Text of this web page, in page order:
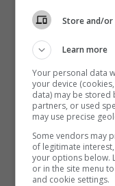
Store and/or
Learn more
Your personal data
your device
data) may be stored
partners, or used
may use precise
Some vendors may
of legitimate
your options below.
or in the site menu
and cookie settings.